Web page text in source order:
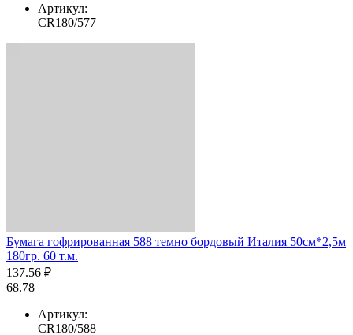
Артикул:
CR180/577
Бумага гофрированная 588 темно бордовый Италия 50см*2,5м
180гр. 60 т.м.
137.56 ₽
68.78
Артикул:
CR180/588